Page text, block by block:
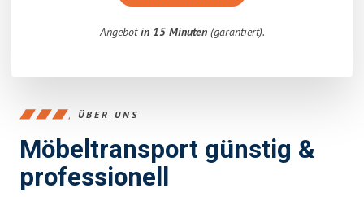
Angebotin 15 Minuten(garantiert).
ÜBER UNS
Möbeltransport günstig &
professionell